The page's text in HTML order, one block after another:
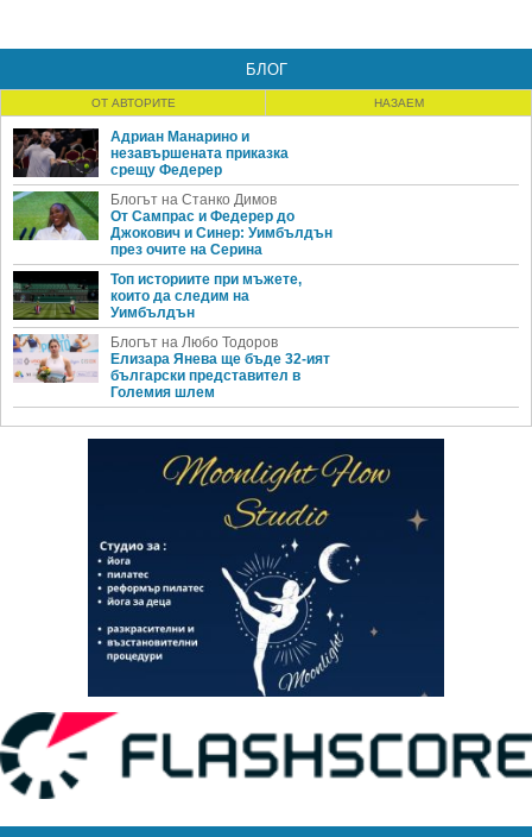
БЛОГ
ОТ АВТОРИТЕ НАЗАЕМ
Адриан Манарино и
незавършената приказка
срещу Федерер
Блогът на Станко Димов
От Сампрас и Федерер до
Джокович и Синер: Уимбълдън
през очите на Серина
Топ историите при мъжете,
които да следим на
Уимбълдън
Блогът на Любо Тодоров
Елизара Янева ще бъде 32-ият
български представител в
Големия шлем